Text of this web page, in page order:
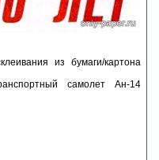
из бумаги/картона
самолет Ан-14